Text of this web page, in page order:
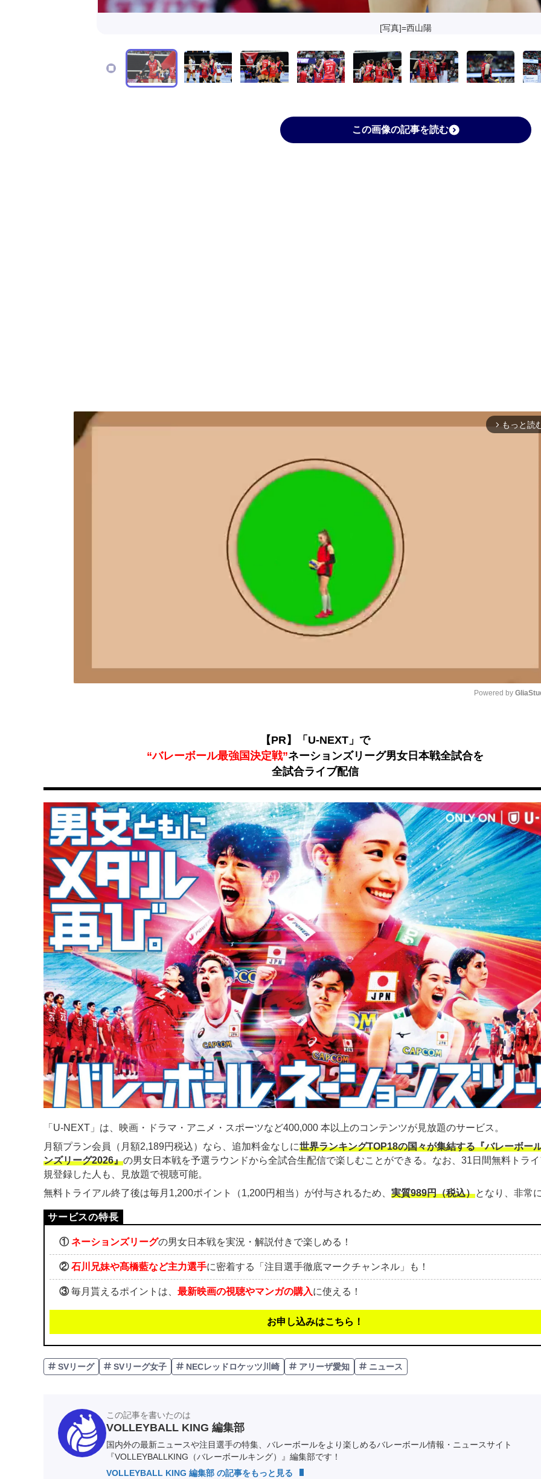
[写真]=西山陽
この画像の記事を読む
arrow_forward_ios もっと読
Powered by
【PR】「U-NEXT」で
“バレーボール最強国決定戦”ネーションズリーグ男女日本戦全試合を
全試合ライブ配信
「U-NEXT」は、映画・ドラマ・アニメ・スポーツなど400,000 本以上のコンテンツが見放題のサービス。
月額プラン会員（月額2,189円税込）なら、追加料金なしに世界ランキングTOP18の国々が集結する『バレーボー
ンズリーグ2026』の男女日本戦を予選ラウンドから全試合生配信で楽しむことができる。なお、31日間無料トラ
規登録した人も、見放題で視聴可能。
無料トライアル終了後は毎月1,200ポイント（1,200円相当）が付与されるため、 実質989円（税込）となり、非常
① ネーションズリーグの男女日本戦を実況・解説付きで楽しめる！
② 石川兄妹や髙橋藍など主力選手に密着する「注目選手徹底マークチャンネル」も！
③毎月貰えるポイントは、 最新映画の視聴やマンガの購入に使える！
お申し込みはこちら！
SVリーグ SVリーグ女子 NECレッドロケッツ川崎 アリーザ愛知 ニュース
この記事を書いたのは
VOLLEYBALL KING 編集部
国内外の最新ニュースや注目選手の特集、バレーボールをより楽しめるバレーボール情報・ニュースサイト
『VOLLEYBALLKING（バレーボールキング）』編集部です！
VOLLEYBALL KING 編集部 の記事をもっと見る